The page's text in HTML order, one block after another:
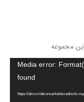
مجموعه
Media error:
found